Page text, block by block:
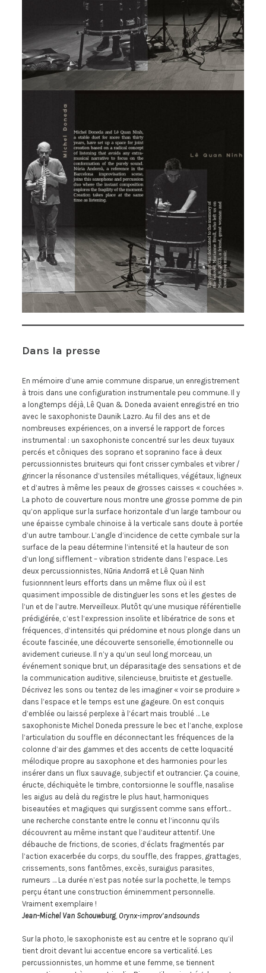
Dans la presse
En mémoire d’une amie commune disparue, un enregistrement
à trois dans une configuration instrumentale peu commune. Il y
a longtemps déjà, Lê Quan & Doneda avaient enregistré en trio
avec le saxophoniste Daunik Lazro. Au fil des ans et de
nombreuses expériences, on a inversé le rapport de forces
instrumental : un saxophoniste concentré sur les deux tuyaux
percés et côniques des soprano et sopranino face à deux
percussionnistes bruiteurs qui font crisser cymbales et vibrer /
grincer la résonance d’ustensiles métalliques, végétaux, ligneux
et d’autres à même les peaux de grosses caisses « couchées ».
La photo de couverture nous montre une grosse pomme de pin
qu’on applique sur la surface horizontale d’un large tambour ou
une épaisse cymbale chinoise à la verticale sans doute à portée
d’un autre tambour. L’angle d’incidence de cette cymbale sur la
surface de la peau détermine l’intensité et la hauteur de son
d’un long sifflement – vibration stridente dans l’espace. Les
deux percussionnistes, Nūria Andorrā et Lê Quan Ninh
fusionnnent leurs efforts dans un même flux où il est
quasiment impossible de distinguer les sons et les gestes de
l’un et de l’autre. Merveilleux. Plutôt qu’une musique référentielle
prédigérée, c’est l’expression insolite et libératrice de sons et
fréquences, d’intensités qui prédomine et nous plonge dans un
écoute fascinée, une découverte sensorielle, émotionnelle ou
avidement curieuse. Il n’y a qu’un seul long morceau, un
événement sonique brut, un déparasitage des sensations et de
la communication auditive, silencieuse, bruitiste et gestuelle.
Décrivez les sons ou tentez de les imaginer « voir se produire »
dans l’espace et le temps est une gageure. On est conquis
d’emblée ou laissé perplexe à l’écart mais troublé … Le
saxophoniste Michel Doneda pressure le bec et l’anche, explose
l’articulation du souffle en déconnectant les fréquences de la
colonne d’air des gammes et des accents de cette loquacité
mélodique propre au saxophone et des harmonies pour les
insérer dans un flux sauvage, subjectif et outrancier. Ça couine,
éructe, déchiquète le timbre, contorsionne le souffle, nasalise
les aigus au delà du registre le plus haut, harmoniques
biseautées et magiques qui surgissent comme sans effort…
une recherche constante entre le connu et l’inconnu qu’ils
découvrent au même instant que l’auditeur attentif. Une
débauche de frictions, de scories, d’éclats fragmentés par
l’action exacerbée du corps, du souffle, des frappes, grattages,
crissements, sons fantômes, excès, suraigus parasites,
rumeurs … La durée n’est pas notée sur la pochette, le temps
perçu étant une construction éminemment personnelle.
Vraiment exemplaire !
Jean-Michel Van Schouwburg, Orynx-improv’andsounds
Sur la photo, le saxophoniste est au centre et le soprano qu’il
tient droit devant lui accentue encore sa verticalité. Les
percussionnistes, un homme et une femme, se tiennent